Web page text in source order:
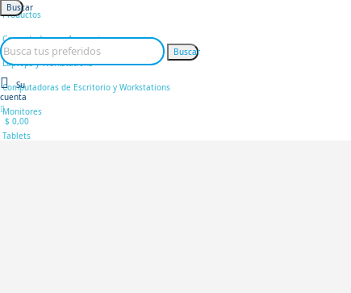
Productos
Computadoras y Accesorios
Laptops y Workstations
Computadoras de Escritorio y Workstations
Monitores
Tablets
Buscar
Buscar
Su
cuenta
$ 0,00